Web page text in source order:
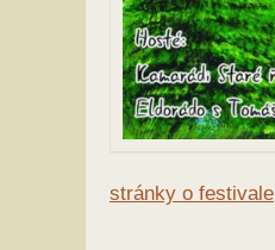
stránky o festivale